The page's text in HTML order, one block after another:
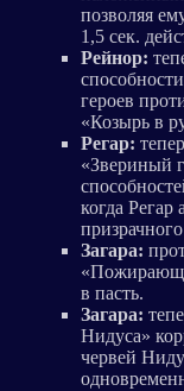
позволяя
1,5 сек.
Рейнор:
героев
«Козырь в
Регар:
«Звериный
когда Регар
Загара:
в пасть.
Загара:
Нидуса»
червей